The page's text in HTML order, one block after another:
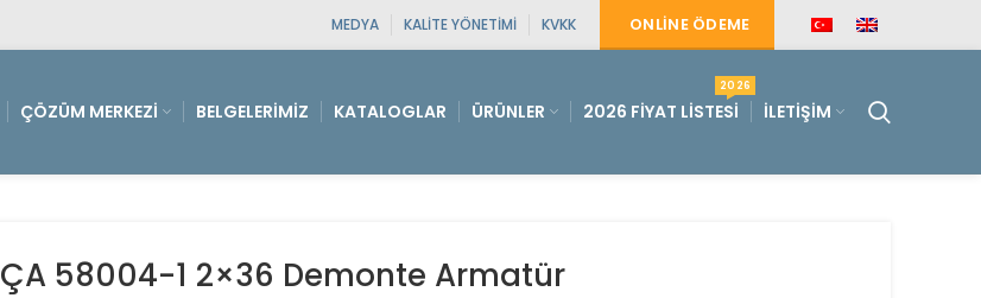
MEDYA KALITE YÖNETIMI KVKK ONLINE ÖDEME
ÇÖZÜM MERKEZI BELGELERIMIZ KATALOGLAR ÜRÜNLER 2026 FIYAT LISTESI
2026
İLETIŞIM
ÇA 58004-1 2×36 Demonte Armatür